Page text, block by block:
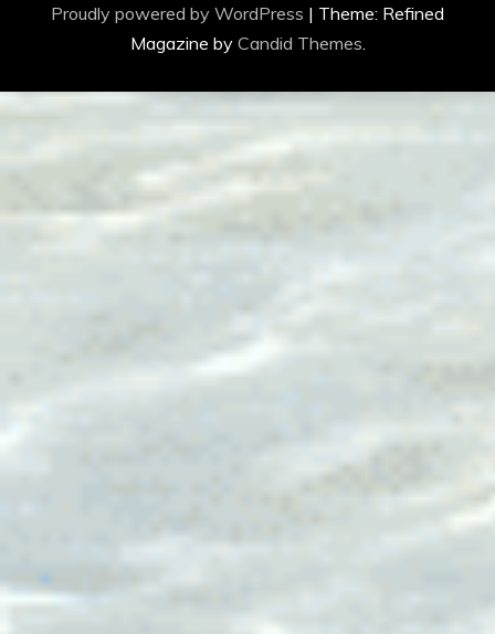
Proudly powered by WordPress | Theme: Refined
Magazine by Candid Themes